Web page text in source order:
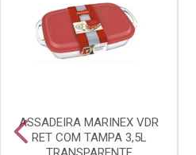
ASSADEIRA MARINEX VDR
RET COM TAMPA 3,5L